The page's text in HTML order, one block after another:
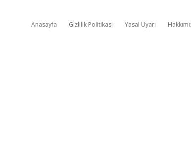
Anasayfa Gizlilik Politikası Yasal Uyarı